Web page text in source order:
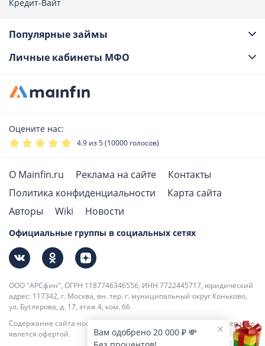
Кредит-Вайт
Популярные займы
Личные кабинеты МФО
Оцените нас:
4.9 из 5 (10000 голосов)
О Mainfin.ru Реклама на сайте
Контакты
Политика конфиденциальности
Карта сайта
Авторы
Wiki Новости
ООО "АРСфин", ОГРН 1187746346556, ИНН 7722445717, юридический
адрес: 117342, г. Москва, вн. тер. г. муниципальный округ Коньково,
ул. Бутлерова, д. 17, этаж 4, ком. 66
Содержание сайта носит информационно-справочный характер и не
явлется офертой.
Официальные группы в социальных сетях
Вам одобрено 20 000 ₽ 💸